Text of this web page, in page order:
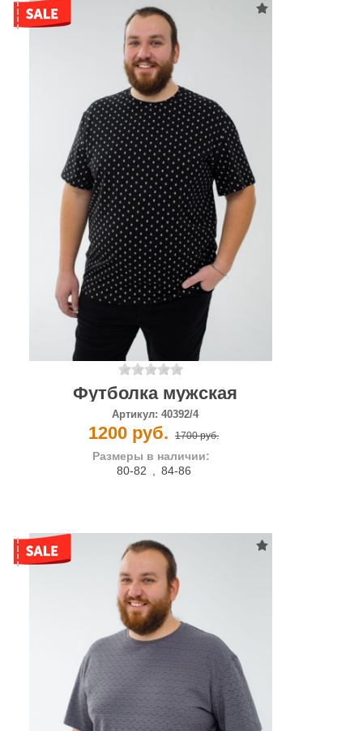
Футболка мужская
Артикул: 40392/4
1200 руб. 1700 руб.
Размеры в наличии:
80-82 , 84-86